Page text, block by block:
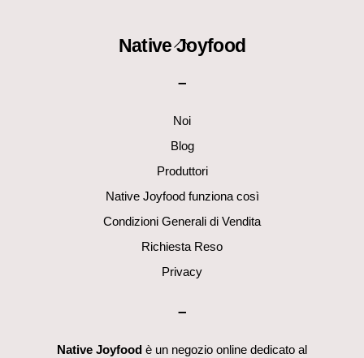
Back
Native Joyfood
–
Noi
Blog
Produttori
Native Joyfood funziona così
Condizioni Generali di Vendita
Richiesta Reso
Privacy
–
Native Joyfood è un negozio online dedicato al